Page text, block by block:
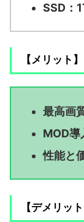
SSD：
【メリット】
最高画
MOD導
性能と
【デメリット